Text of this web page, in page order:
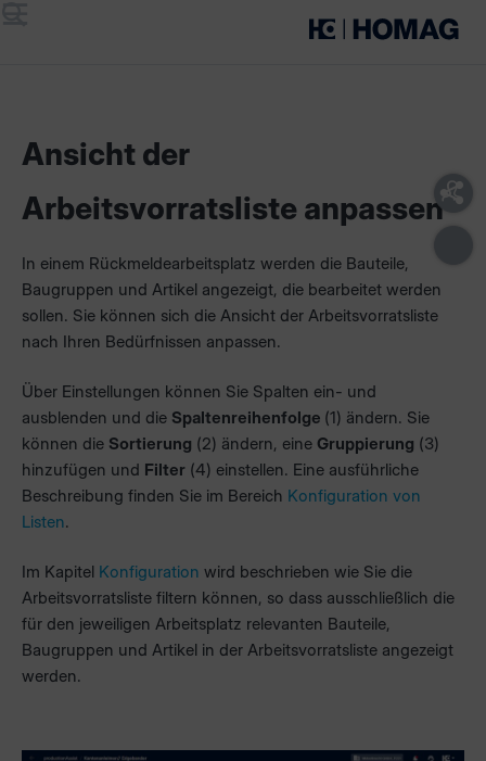
Ansicht der
Arbeitsvorratsliste anpassen
In einem Rückmeldearbeitsplatz werden die Bauteile,
Baugruppen und Artikel angezeigt, die bearbeitet werden
sollen. Sie können sich die Ansicht der Arbeitsvorratsliste
nach Ihren Bedürfnissen anpassen.
Über Einstellungen können Sie Spalten ein- und
ausblenden und die Spaltenreihenfolge (1) ändern. Sie
können die Sortierung (2) ändern, eine Gruppierung (3)
hinzufügen und Filter (4) einstellen. Eine ausführliche
Beschreibung finden Sie im Bereich Konfiguration von
Listen.
Im Kapitel Konfiguration wird beschrieben wie Sie die
Arbeitsvorratsliste filtern können, so dass ausschließlich die
für den jeweiligen Arbeitsplatz relevanten Bauteile,
Baugruppen und Artikel in der Arbeitsvorratsliste angezeigt
werden.